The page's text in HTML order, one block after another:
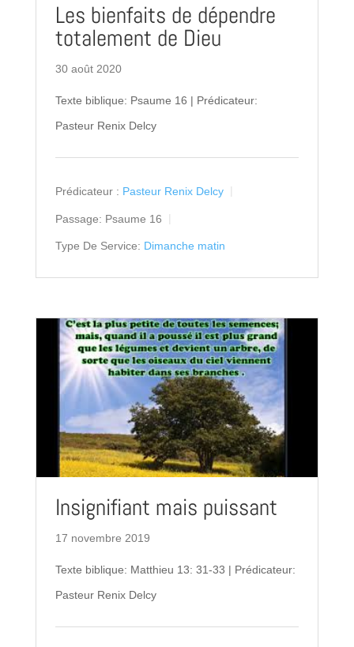
Les bienfaits de dépendre
totalement de Dieu
30 août 2020
Texte biblique: Psaume 16 | Prédicateur:
Pasteur Renix Delcy
Prédicateur : Pasteur Renix Delcy
Passage: Psaume 16
Type De Service: Dimanche matin
Insignifiant mais puissant
17 novembre 2019
Texte biblique: Matthieu 13: 31-33 | Prédicateur:
Pasteur Renix Delcy